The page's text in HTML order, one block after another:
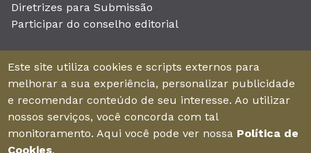
Diretrizes para Submissão
Participar do conselho editorial
Unieducar Inteligência Educacional Ltda
CNPJ: 05.569.970/0001-26
Av. Desembargador Moreira, No. 2001 – 11º andar - Bairro
Aldeota
Fortaleza – Ceará - Brasil - CEP 60170-001
Este site utiliza cookies e scripts externos para
melhorar a sua experiência, personalizar publicidade
e recomendar conteúdo de seu interesse. Ao utilizar
nossos serviços, você concorda com tal
monitoramento. Aqui você pode ver nossa Política de
Cookies.